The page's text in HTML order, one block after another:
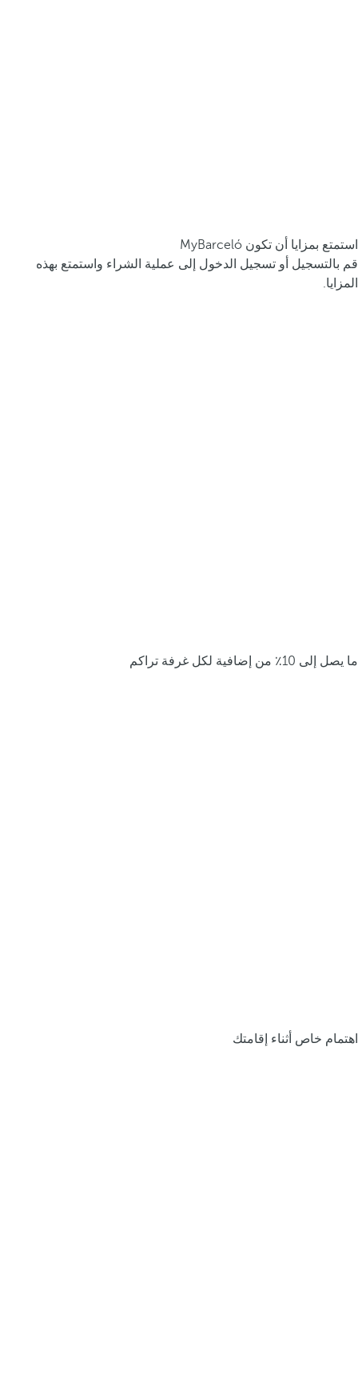
استمتع بمزايا أن تكون MyBarceló
قم بالتسجيل أو تسجيل الدخول إلى عملية الشراء واستمتع بهذه
المزايا.
ما يصل إلى 10٪ من إضافية لكل غرفة تراكم
اهتمام خاص أثناء إقامتك